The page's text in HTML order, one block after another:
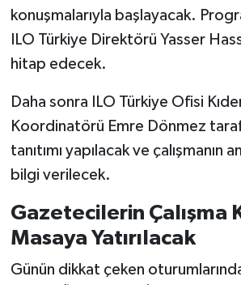
konuşmalarıyla başlayacak.
ILO Türkiye Direktörü Yasser
hitap edecek.
Daha sonra ILO Türkiye Ofisi
Koordinatörü Emre Dönmez
tanıtımı yapılacak ve çalışmanın
bilgi verilecek.
Gazetecilerin Çalışma
Masaya Yatırılacak
Günün dikkat çeken